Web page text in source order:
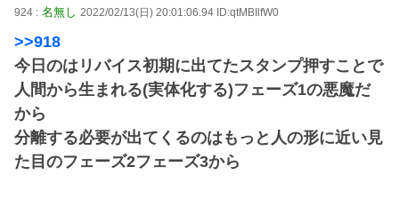
924 : 名無し 2022/02/13(日) 20:01:06.94 ID:qtMBIlfW0
>>918
今日のはリバイス初期に出てたスタンプ押すことで
人間から生まれる(実体化する)フェーズ1の悪魔だ
から
分離する必要が出てくるのはもっと人の形に近い見
た目のフェーズ2フェーズ3から